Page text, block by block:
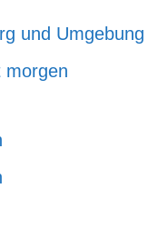
und Umgebung
morgen